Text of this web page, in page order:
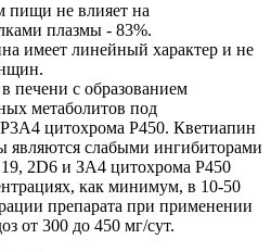
пищи не влияет на
плазмы - 83%.
имеет линейный характер и не
печени с образованием
метаболитов под
цитохрома Р450. Кветиапин
являются слабыми ингибиторами
2D6 и ЗА4 цитохрома Р450
как минимум, в 10-50
препарата при применении
от 300 до 450 мг/сут.